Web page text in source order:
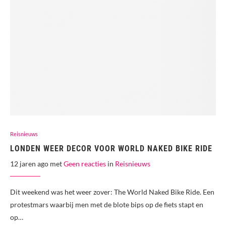
Reisnieuws
LONDEN WEER DECOR VOOR WORLD NAKED BIKE RIDE
12 jaren ago metGeen reacties in Reisnieuws
Dit weekend was het weer zover: The World Naked Bike Ride. Een
protestmars waarbij men met de blote bips op de fiets stapt en
op…